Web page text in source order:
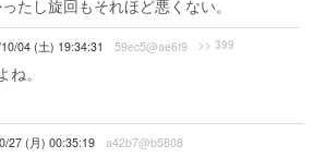
たし旋回もそれほど悪くない。
04 (土) 19:34:31 59ec5@ae6f9 >> 399
。
27 (月) 00:35:19 a42b7@b5808